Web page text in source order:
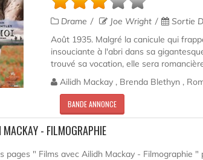
Drame Joe Wright Sortie
Août 1935. Malgré la canicule qui
insouciante à l'abri dans sa
trouvé sa vocation, elle sera
Ailidh Mackay , Brenda Blethyn ,
BANDE ANNONCE
- FILMOGRAPHIE
pages " Films avec Ailidh Mackay - Filmographie "